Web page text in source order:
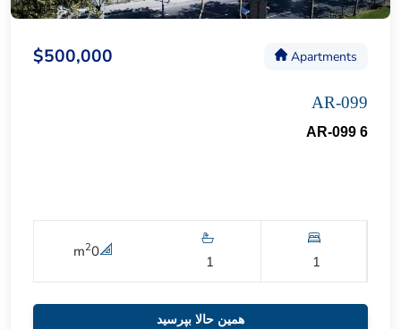
Apartments
$500,000
AR-099
AR-099 6
1
1
0
m2
همین حالا بپرسید